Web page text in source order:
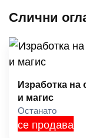
Слични
Изработка на
и магис
Останато
се продава